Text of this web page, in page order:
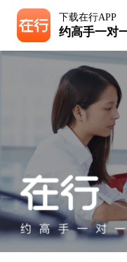
下载在行APP
约高手一对